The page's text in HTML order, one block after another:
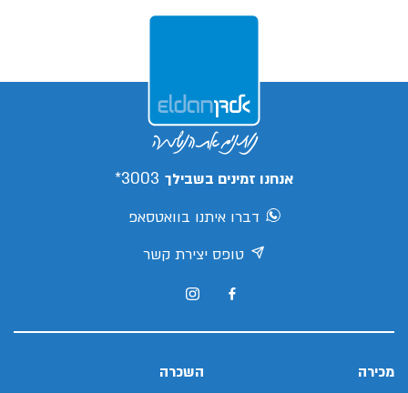
אנחנו זמינים בשבילך 3003*
דברו איתנו בוואטסאפ
טופס יצירת קשר
מכירה השכרה